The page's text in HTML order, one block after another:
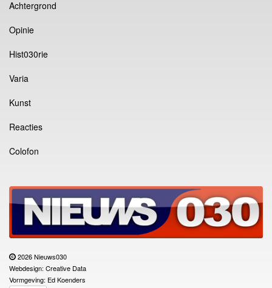
Achtergrond
Opinie
Hist030rie
Varia
Kunst
Reacties
Colofon
2026 Nieuws030
Webdesign: Creative Data
Vormgeving: Ed Koenders